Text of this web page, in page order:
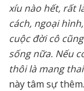
xíu nào hết, rất
cách, ngoại
cuộc đời cô
sống nữa. Nếu
thôi là mang
này tâm sự thêm.